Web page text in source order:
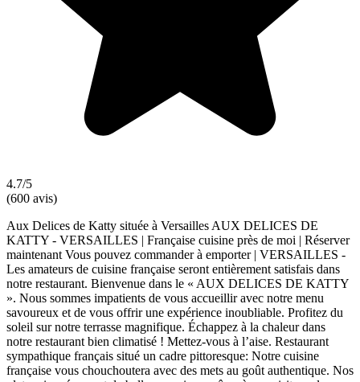
4.7/5
(600 avis)
Aux Delices de Katty située à Versailles AUX DELICES DE
KATTY - VERSAILLES | Française cuisine près de moi | Réserver
maintenant Vous pouvez commander à emporter | VERSAILLES -
Les amateurs de cuisine française seront entièrement satisfais dans
notre restaurant. Bienvenue dans le « AUX DELICES DE KATTY
». Nous sommes impatients de vous accueillir avec notre menu
savoureux et de vous offrir une expérience inoubliable. Profitez du
soleil sur notre terrasse magnifique. Échappez à la chaleur dans
notre restaurant bien climatisé ! Mettez-vous à l’aise. Restaurant
sympathique français situé un cadre pittoresque: Notre cuisine
française vous chouchoutera avec des mets au goût authentique. Nos